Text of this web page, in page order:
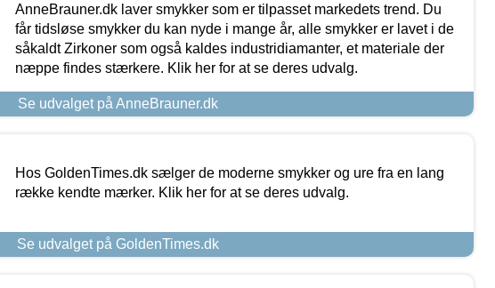
AnneBrauner.dk laver smykker som er tilpasset markedets trend. Du
får tidsløse smykker du kan nyde i mange år, alle smykker er lavet i de
såkaldt Zirkoner som også kaldes industridiamanter, et materiale der
næppe findes stærkere. Klik her for at se deres udvalg.
Se udvalget på AnneBrauner.dk
Hos GoldenTimes.dk sælger de moderne smykker og ure fra en lang
række kendte mærker. Klik her for at se deres udvalg.
Se udvalget på GoldenTimes.dk